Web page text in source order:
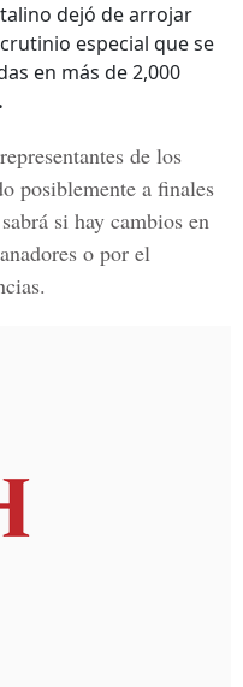
dejó de arrojar
especial que se
en más de 2,000
de los
posiblemente a finales
si hay cambios en
o por el